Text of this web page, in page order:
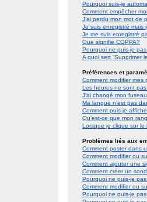
Pourquoi suis-je
Comment empêcher
J’ai perdu mon mot de
Je suis enregistré mais
Je me suis enregistré
Que signifie COPPA?
Pourquoi ne puis-je pas
A quoi sert “Supprimer
Préférences et
Comment modifier mes
Les heures ne sont pas
J’ai changé mon
Ma langue n’est pas
Comment puis-je
Qu’est-ce que mon
Lorsque je clique sur le
Problèmes liés aux
Comment poster dans
Comment modifier ou
Comment ajouter une
Comment créer un
Pourquoi ne puis-je
Comment modifier ou
Pourquoi ne puis-je